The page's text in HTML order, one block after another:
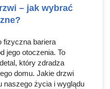
– jak wybrać
fizyczna bariera
jego otoczenia. To
który zdradza
domu. Jakie drzwi
naszego życia i wyglądu